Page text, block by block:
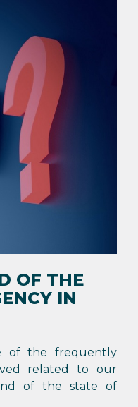
OF THE
IN
of the frequently
related to our
of the state of